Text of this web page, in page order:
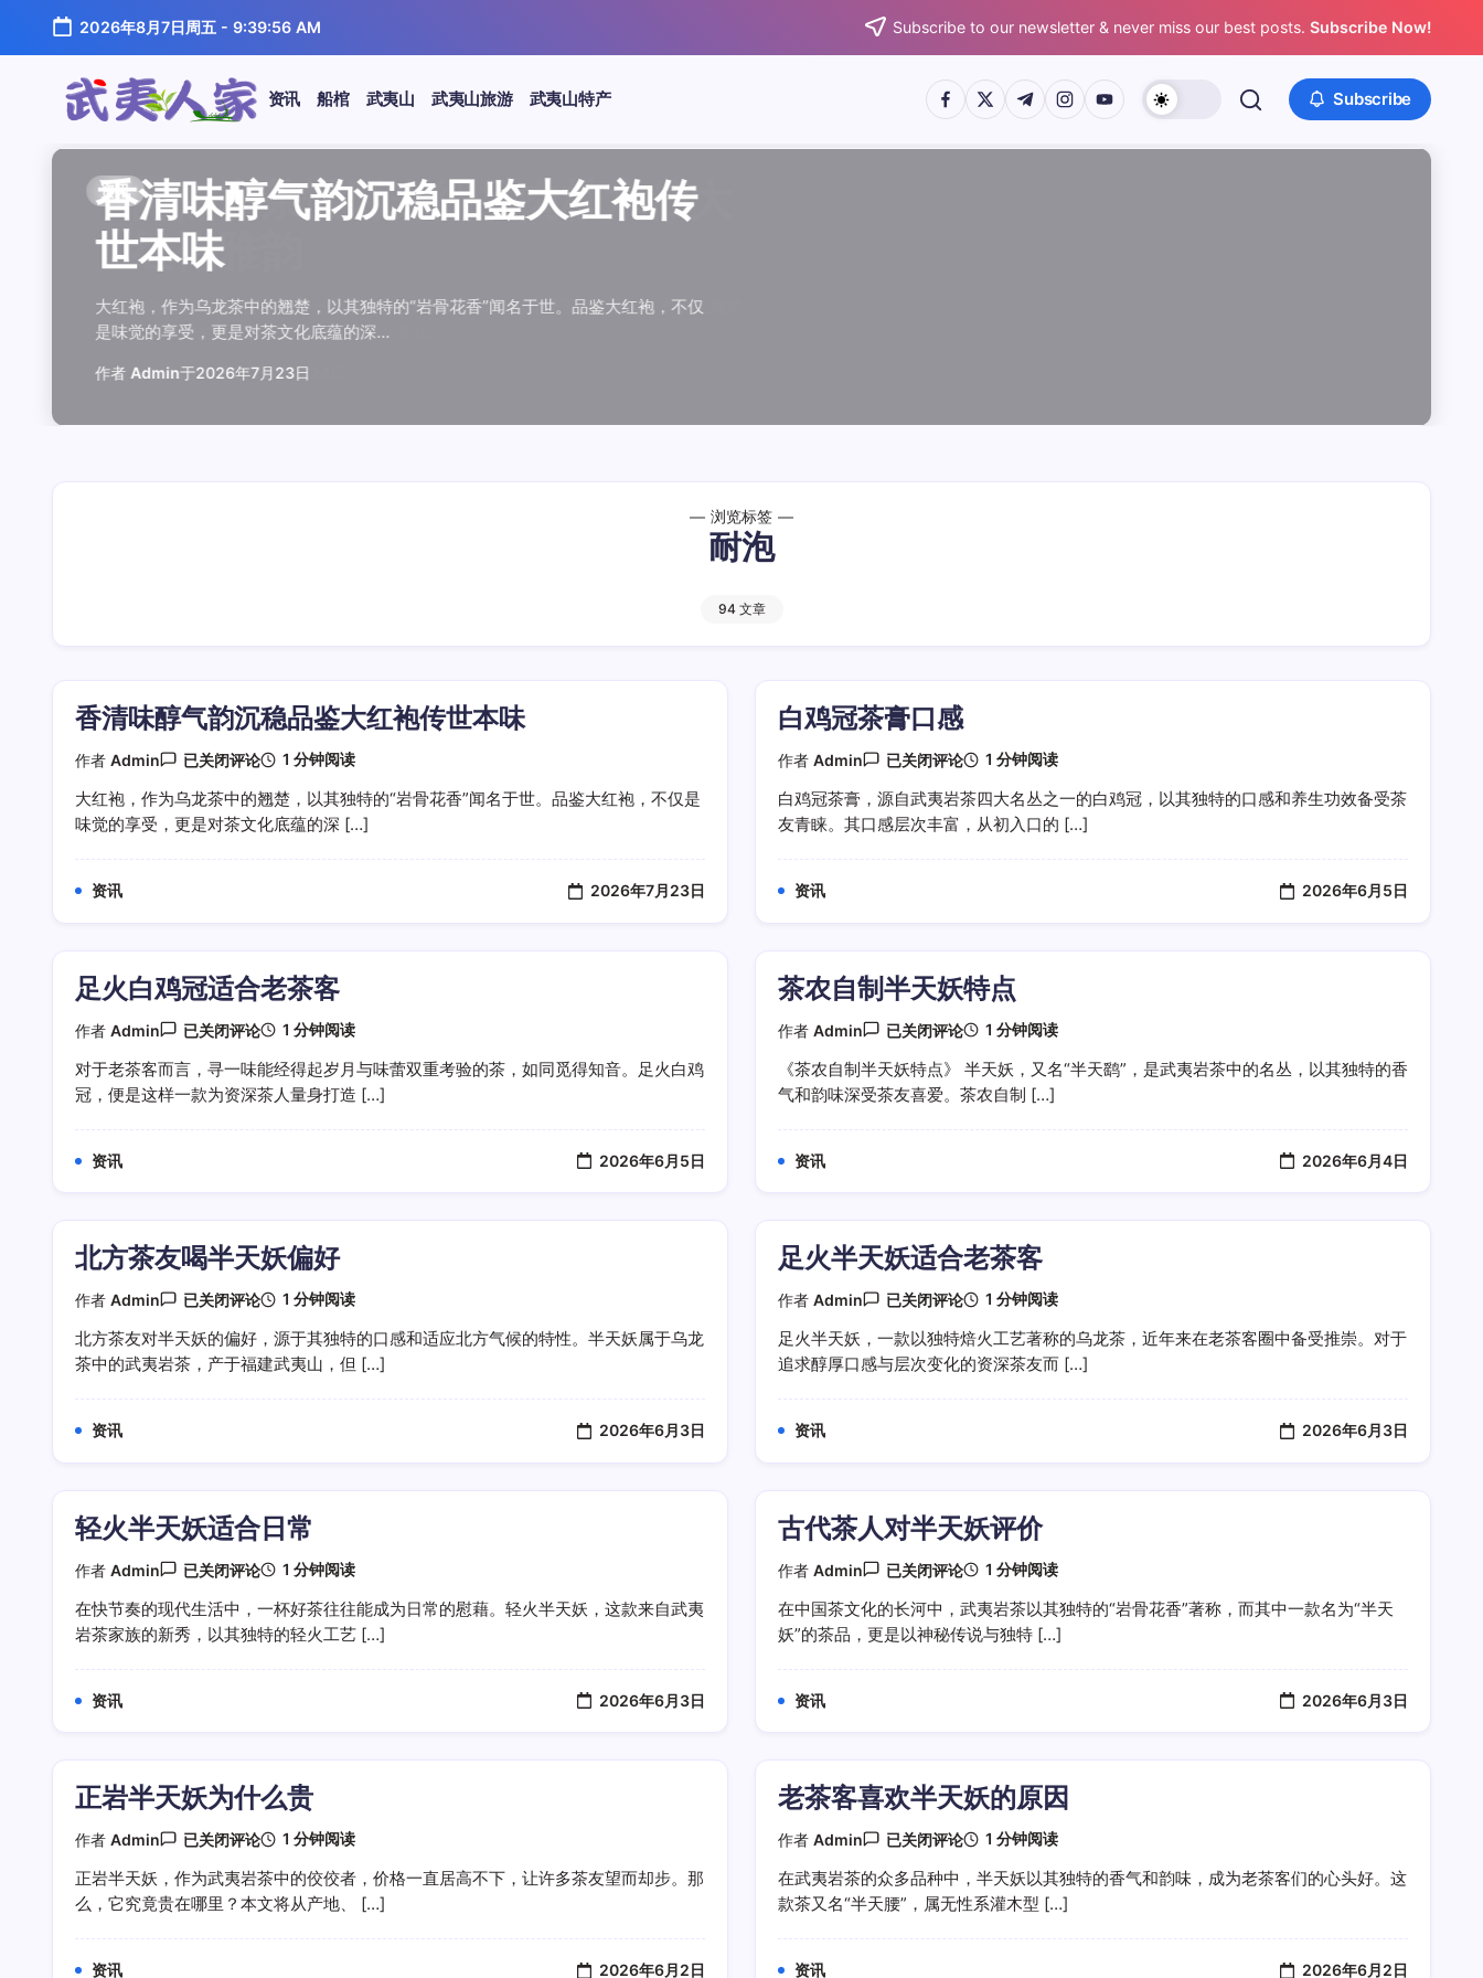
正
2026年8月7日周五- 9:39:57 AM Subscribe to our newsletter & never miss our best posts. Subscribe Now!
武
夷
资讯 船棺 武夷山 武夷山旅游 武夷山特产 https://www.facebook.com/
https://twitter.com/
https://t.me/
https://www.instagram.com/
https://youtube.com/ Subscribe
资讯
闲煮岩茶慢时光细品肉桂水仙大
红袍雅韵
在喧嚣的都市生活中，寻一处静谧，煮一壶岩茶，让时光慢下来。岩茶，产自福建武
夷山，因生长在岩石缝隙中而得名，其独…
作者 Admin于2026年7月24日
资讯
香清味醇气韵沉稳品鉴大红袍传
世本味
大红袍，作为乌龙茶中的翘楚，以其独特的“岩骨花香”闻名于世。品鉴大红袍，不仅
是味觉的享受，更是对茶文化底蕴的深…
作者 Admin于2026年7月23日
资讯
汤水顺滑底蕴绵长品鉴武夷水仙
温润质感
武夷水仙，作为乌龙茶中的经典品种，以其汤水顺滑、底蕴绵长而备受茶客青睐。品
鉴这款茶，仿佛在品味一段悠长的岁月，…
作者 Admin于2026年7月22日
资讯
唇齿留香久久不散品鉴武夷肉桂
独特魅力
武夷岩茶，素有“岩骨花香”之誉，而肉桂更是其中翘楚。其名源于香叶似肉桂，更因
其茶汤入口后，唇齿留香久久不散，令…
作者 Admin于2026年7月21日
资讯
岩韵浓淡各不同三款经典岩茶对
比品鉴
岩茶，作为乌龙茶中的瑰宝，以其独特的“岩韵”闻名于世。所谓岩韵，是茶叶在武夷
山丹霞地貌中吸收岩石矿物精华后形成…
作者 Admin于2026年7月20日
资讯
观汤色赏叶底全面品鉴肉桂水仙
大红袍
品鉴武夷岩茶，观汤色与赏叶底是关键环节。肉桂、水仙、大红袍作为岩茶代表，其
汤色与叶底各具特色，折射出工艺与山场…
作者 Admin于2026年7月19日
资讯
闲煮岩茶慢时光细品肉桂水仙大
红袍雅韵
在喧嚣的都市生活中，寻一处静谧，煮一壶岩茶，让时光慢下来。岩茶，产自福建武
夷山，因生长在岩石缝隙中而得名，其独…
作者 Admin于2026年7月24日
资讯
香清味醇气韵沉稳品鉴大红袍传
世本味
大红袍，作为乌龙茶中的翘楚，以其独特的“岩骨花香”闻名于世。品鉴大红袍，不仅
是味觉的享受，更是对茶文化底蕴的深…
作者 Admin于2026年7月23日
汤水顺滑底蕴绵长品鉴武夷水仙
温润质感
武夷水仙，作为乌龙茶中的经典品种，以其汤水顺滑、底蕴绵长而备受茶客青睐。品
鉴这款茶，仿佛在品味一段悠长的岁月，…
Admin于2026年7月22日
唇齿留香久久不散品鉴武夷肉桂
独特魅力
武夷岩茶，素有“岩骨花香”之誉，而肉桂更是其中翘楚。其名源于香叶似肉桂，更因
其茶汤入口后，唇齿留香久久不散，令…
Admin于2026年7月21日
岩韵浓淡各不同三款经典岩茶对
比品鉴
岩茶，作为乌龙茶中的瑰宝，以其独特的“岩韵”闻名于世。所谓岩韵，是茶叶在武夷
山丹霞地貌中吸收岩石矿物精华后形成…
Admin于2026年7月20日
观汤色赏叶底全面品鉴肉桂水仙
大红袍
品鉴武夷岩茶，观汤色与赏叶底是关键环节。肉桂、水仙、大红袍作为岩茶代表，其
汤色与叶底各具特色，折射出工艺与山场…
Admin于2026年7月19日
闲煮岩茶慢时光细品肉桂水仙大
红袍雅韵
在喧嚣的都市生活中，寻一处静谧，煮一壶岩茶，让时光慢下来。岩茶，产自福建武
夷山，因生长在岩石缝隙中而得名，其独…
Admin于2026年7月24日
香清味醇气韵沉稳品鉴大红袍传
世本味
大红袍，作为乌龙茶中的翘楚，以其独特的“岩骨花香”闻名于世。品鉴大红袍，不仅
是味觉的享受，更是对茶文化底蕴的深…
Admin于2026年7月23日
汤水顺滑底蕴绵长品鉴武夷水仙
温润质感
武夷水仙，作为乌龙茶中的经典品种，以其汤水顺滑、底蕴绵长而备受茶客青睐。品
鉴这款茶，仿佛在品味一段悠长的岁月，…
Admin于2026年7月22日
唇齿留香久久不散品鉴武夷肉桂
独特魅力
武夷岩茶，素有“岩骨花香”之誉，而肉桂更是其中翘楚。其名源于香叶似肉桂，更因
其茶汤入口后，唇齿留香久久不散，令…
Admin于2026年7月21日
岩韵浓淡各不同三款经典岩茶对
比品鉴
岩茶，作为乌龙茶中的瑰宝，以其独特的“岩韵”闻名于世。所谓岩韵，是茶叶在武夷
山丹霞地貌中吸收岩石矿物精华后形成…
Admin于2026年7月20日
观汤色赏叶底全面品鉴肉桂水仙
大红袍
品鉴武夷岩茶，观汤色与赏叶底是关键环节。肉桂、水仙、大红袍作为岩茶代表，其
汤色与叶底各具特色，折射出工艺与山场…
Admin于2026年7月19日
浏览标签
耐泡
94 文章
香清味醇气韵沉稳品鉴大红袍传世本味
作者 Admin
香
味
醇
气
传
世
本
味
已关闭评论 1 分钟阅读
大红袍，作为乌龙茶中的翘楚，以其独特的“岩骨花香”闻名于世。品鉴大红袍，不仅是
味觉的享受，更是对茶文化底蕴的深 […]
资讯 2026年7月23日
白鸡冠茶膏口感
作者 Admin
白
冠
茶
膏
已关闭评论 1 分钟阅读
白鸡冠茶膏，源自武夷岩茶四大名丛之一的白鸡冠，以其独特的口感和养生功效备受茶
友青睐。其口感层次丰富，从初入口的 […]
资讯 2026年6月5日
足火白鸡冠适合老茶客
作者 Admin
足
白
鸡
冠
已关闭评论 1 分钟阅读
对于老茶客而言，寻一味能经得起岁月与味蕾双重考验的茶，如同觅得知音。足火白鸡
冠，便是这样一款为资深茶人量身打造 […]
资讯 2026年6月5日
茶农自制半天妖特点
作者 Admin
茶
自
制
半
已关闭评论 1 分钟阅读
《茶农自制半天妖特点》 半天妖，又名“半天鹞”，是武夷岩茶中的名丛，以其独特的香
气和韵味深受茶友喜爱。茶农自制 […]
资讯 2026年6月4日
北方茶友喝半天妖偏好
作者 Admin
北
茶
友
喝
已关闭评论 1 分钟阅读
北方茶友对半天妖的偏好，源于其独特的口感和适应北方气候的特性。半天妖属于乌龙
茶中的武夷岩茶，产于福建武夷山，但 […]
资讯 2026年6月3日
足火半天妖适合老茶客
作者 Admin
足
半
天
妖
已关闭评论 1 分钟阅读
足火半天妖，一款以独特焙火工艺著称的乌龙茶，近年来在老茶客圈中备受推崇。对于
追求醇厚口感与层次变化的资深茶友而 […]
资讯 2026年6月3日
轻火半天妖适合日常
作者 Admin
轻
半
天
妖
已关闭评论 1 分钟阅读
在快节奏的现代生活中，一杯好茶往往能成为日常的慰藉。轻火半天妖，这款来自武夷
岩茶家族的新秀，以其独特的轻火工艺 […]
资讯 2026年6月3日
古代茶人对半天妖评价
作者 Admin
古
茶
人
对
已关闭评论 1 分钟阅读
在中国茶文化的长河中，武夷岩茶以其独特的“岩骨花香”著称，而其中一款名为“半天
妖”的茶品，更是以神秘传说与独特 […]
资讯 2026年6月3日
正岩半天妖为什么贵
作者 Admin
正
半
天
妖
已关闭评论 1 分钟阅读
正岩半天妖，作为武夷岩茶中的佼佼者，价格一直居高不下，让许多茶友望而却步。那
么，它究竟贵在哪里？本文将从产地、 […]
资讯 2026年6月2日
老茶客喜欢半天妖的原因
作者 Admin
老
客
喜
欢
已关闭评论 1 分钟阅读
在武夷岩茶的众多品种中，半天妖以其独特的香气和韵味，成为老茶客们的心头好。这
款茶又名“半天腰”，属无性系灌木型 […]
资讯 2026年6月2日